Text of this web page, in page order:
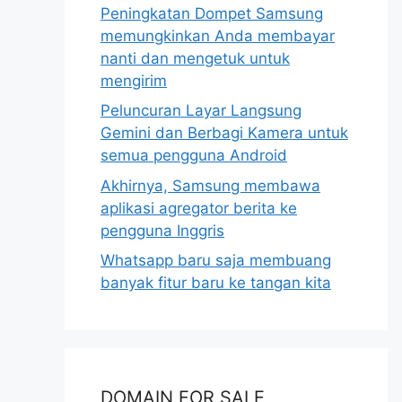
Peningkatan Dompet Samsung
memungkinkan Anda membayar
nanti dan mengetuk untuk
mengirim
Peluncuran Layar Langsung
Gemini dan Berbagi Kamera untuk
semua pengguna Android
Akhirnya, Samsung membawa
aplikasi agregator berita ke
pengguna Inggris
Whatsapp baru saja membuang
banyak fitur baru ke tangan kita
DOMAIN FOR SALE